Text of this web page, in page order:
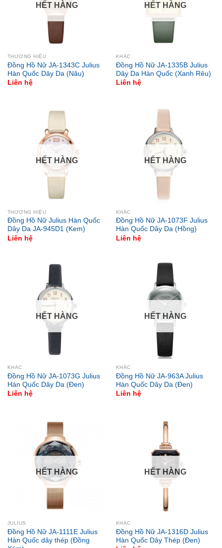
HẾT HÀNG
THƯƠNG HIỆU
Đồng Hồ Nữ JA-1343C Julius
Hàn Quốc Dây Da (Nâu)
Liên hệ
HẾT HÀNG
KHÁC
Đồng Hồ Nữ JA-1335B Julius
Dây Da Hàn Quốc (Xanh Rêu)
Liên hệ
HẾT HÀNG
THƯƠNG HIỆU
Đồng Hồ Nữ Julius Hàn Quốc
Dây Da JA-945D1 (Kem)
Liên hệ
HẾT HÀNG
KHÁC
Đồng Hồ Nữ JA-1073F Julius
Hàn Quốc Dây Da (Hồng)
Liên hệ
HẾT HÀNG
KHÁC
Đồng Hồ Nữ JA-1073G Julius
Hàn Quốc Dây Da (Đen)
Liên hệ
HẾT HÀNG
KHÁC
Đồng Hồ Nữ JA-963A Julius
Hàn Quốc Dây Da (Đen)
Liên hệ
HẾT HÀNG
JULIUS
Đồng Hồ Nữ JA-1111E Julius
Hàn Quốc dây thép (Đồng
HẾT HÀNG
KHÁC
Đồng Hồ Nữ JA-1316D Julius
Hàn Quốc Dây Thép (Đen)